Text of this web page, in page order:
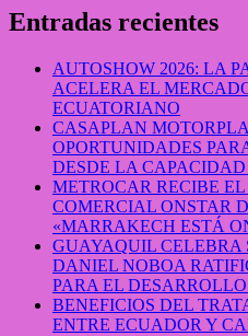
Entradas recientes
AUTOSHOW 2026: LA
ACELERA EL
ECUATORIANO
CASAPLAN
OPORTUNIDADES
DESDE LA
METROCAR RECIBE
COMERCIAL ONSTAR
«MARRAKECH ESTÁ
GUAYAQUIL CELEBRA
DANIEL NOBOA
PARA EL
BENEFICIOS DEL
ENTRE ECUADOR Y